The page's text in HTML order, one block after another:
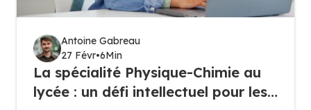
Antoine Gabreau
27 Févr•6Min
La spécialité Physique-Chimie au
lycée : un défi intellectuel pour les